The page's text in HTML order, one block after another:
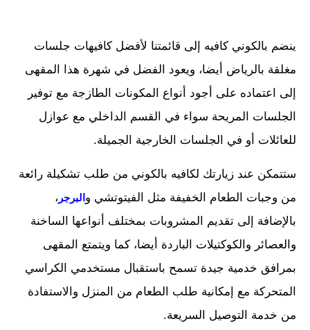
ينضم بالكوني كافيه إلى قائمتنا لأفضل كافيهات جلسات
مغلقة بالرياض أيضا، ويعود الفضل في شهرة هذا المقهى
إلى اعتماده على أجود أنواع المكونات الطازجة مع توفير
الجلسات المريحة سواء في القسم الداخلي مع عوازل
للعائلات أو في الجلسات الخارجية الجميلة.
ستتمكن عند زيارتك لكافيه بالكوني من طلب تشكيلة رائعة
من وجبات الطعام الخفيفة مثل الفيتوتشي والبرجر ،
بالإضافة إلى تقديم المشروبات بمختلف أنواعها الساخنة
والعصائر والكوكتيلات الباردة أيضا، كما ويتمتع المقهى
بمرافق خدمية جيدة تسمح باستقبال مستخدمي الكراسي
المتحركة مع إمكانية طلب الطعام من المنزل والاستفادة
من خدمة التوصيل السريعة.